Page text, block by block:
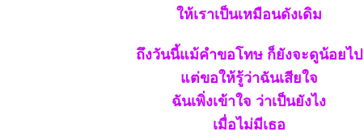
ห้เราเป็นเหมือนดังเดิม
ถึงวันนี้แม้คำขอโทษ ก็ยังจะดูน้อยไป
ต่ขอให้รู้ว่าฉันเสียใจ
ฉันเพิ่งเข้าใจ ว่าเป็นยังไง
เมื่อไม่มีเธอ